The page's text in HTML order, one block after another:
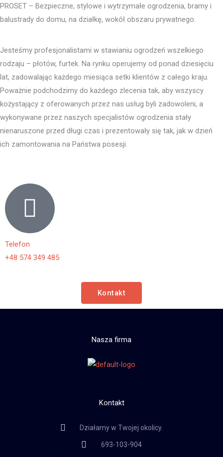
PROSET – Bezpieczne, stylowe i wytrzymałe ogrodzenia, bramy i
balustrady do domu, na działkę, wokół obszaru prywatnego.
Jesteśmy profesjonalistami w stawianiu ogrodzeń wszelkiego
rodzaju – płotów, furtek. Na rynku operujemy od ponad dziesięciu
lat, zadowalając każdego miesiąca setki klientów z całego kraju.
Poważnie podchodzimy do każdego zlecenia tak, aby wszyscy
kożystający z oferowanych przez nas usług byli zadowoleni, a
wykonywane przez naszych specjalistów ogrodzenia stały
nienaruszone przed długi czas i prezentowały się tak, jak w dzień
ich zamontowania na Państwa posesji.
Telefon
+48 574 349 485
Kontakt
Nasza firma
Kontakt
Działamy w Twojej okolicy.
693-103-904